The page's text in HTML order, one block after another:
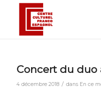
Concert du duo
4 décembre 2018 / dans En ce